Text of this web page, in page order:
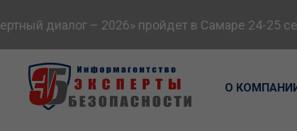
диалог – 2026» пройдет в Самаре 24-25
О